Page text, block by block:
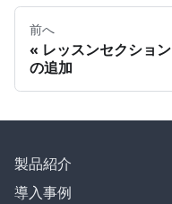
前へ
レッスンセクション
の追加
製品紹介
導入事例